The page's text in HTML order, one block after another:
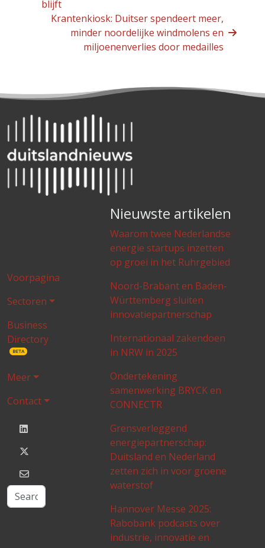
blijft
Krantenkiosk: Duitser spendeert meer,
minder noordelijke windmolens en
miljoenenverlies door medailles
Voorpagina
Sectoren
Business
Directory
BETA
Meer
Contact
Nieuwste artikelen
Waarom twee Nederlandse
energie startups inzetten
op groei in het Ruhrgebied
Noord-Brabant en Baden-
Württemberg sluiten
innovatiepartnerschap
Internationaal zakendoen
in NRW in 2025
Ondertekening
samenwerking BRYCK en
CONNECTR
Grensverleggend
energiepartnerschap:
Duitsland en Nederland
zetten zich in voor groene
waterstof
Hannover Messe 2025:
Rabobank podcasts over
industrie, innovatie en